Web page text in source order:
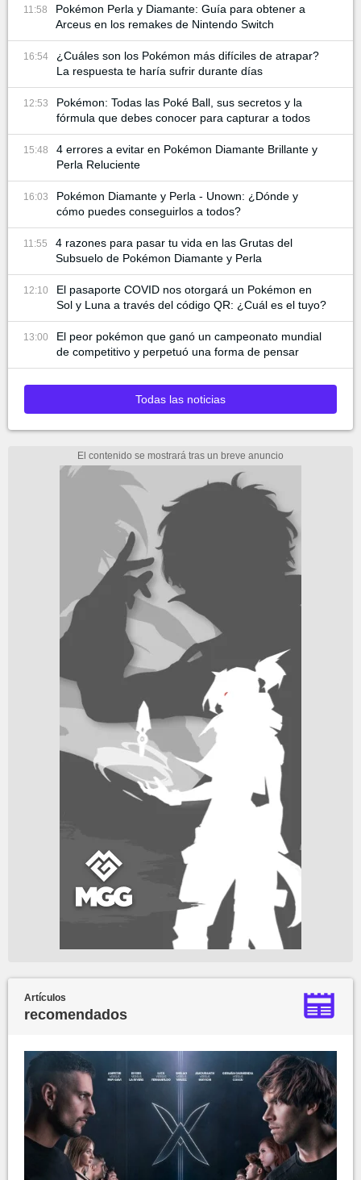
11:58
Pokémon Perla y Diamante: Guía para obtener a
Arceus en los remakes de Nintendo Switch
16:54
¿Cuáles son los Pokémon más difíciles de atrapar?
La respuesta te haría sufrir durante días
12:53
Pokémon: Todas las Poké Ball, sus secretos y la
fórmula que debes conocer para capturar a todos
15:48
4 errores a evitar en Pokémon Diamante Brillante y
Perla Reluciente
16:03
Pokémon Diamante y Perla - Unown: ¿Dónde y
cómo puedes conseguirlos a todos?
11:55
4 razones para pasar tu vida en las Grutas del
Subsuelo de Pokémon Diamante y Perla
12:10
El pasaporte COVID nos otorgará un Pokémon en
Sol y Luna a través del código QR: ¿Cuál es el tuyo?
13:00
El peor pokémon que ganó un campeonato mundial
de competitivo y perpetuó una forma de pensar
Todas las noticias
Artículos
recomendados